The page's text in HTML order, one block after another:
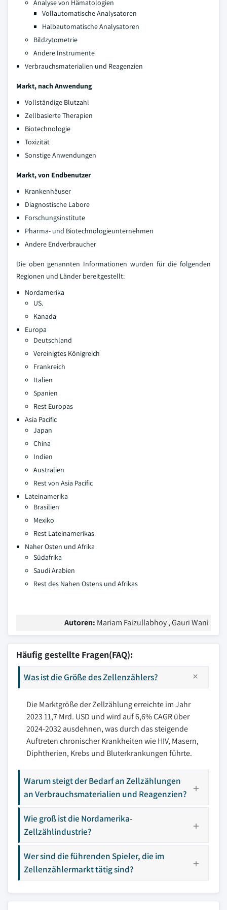
Analyse von Hämatologien
Vollautomatische Analysatoren
Halbautomatische Analysatoren
Bildzytometrie
Andere Instrumente
Verbrauchsmaterialien und Reagenzien
Markt, nach Anwendung
Vollständige Blutzahl
Zellbasierte Therapien
Biotechnologie
Toxizität
Sonstige Anwendungen
Markt, von Endbenutzer
Krankenhäuser
Diagnostische Labore
Forschungsinstitute
Pharma- und Biotechnologieunternehmen
Andere Endverbraucher
Die oben genannten Informationen wurden für die folgenden
Regionen und Länder bereitgestellt:
Nordamerika
US.
Kanada
Europa
Deutschland
Vereinigtes Königreich
Frankreich
Italien
Spanien
Rest Europas
Asia Pacific
Japan
China
Indien
Australien
Rest von Asia Pacific
Lateinamerika
Brasilien
Mexiko
Rest Lateinamerikas
Naher Osten und Afrika
Südafrika
Saudi Arabien
Rest des Nahen Ostens und Afrikas
Autoren: Mariam Faizullabhoy , Gauri Wani
Häufig gestellte Fragen(FAQ):
Was ist die Größe des Zellenzählers?
Die Marktgröße der Zellzählung erreichte im Jahr
2023 11,7 Mrd. USD und wird auf 6,6% CAGR über
2024-2032 ausdehnen, was durch das steigende
Auftreten chronischer Krankheiten wie HIV, Masern,
Diphtherien, Krebs und Bluterkrankungen führte.
Warum steigt der Bedarf an Zellzählungen
an Verbrauchsmaterialien und Reagenzien?
Wie groß ist die Nordamerika-
Zellzählindustrie?
Wer sind die führenden Spieler, die im
Zellenzählermarkt tätig sind?